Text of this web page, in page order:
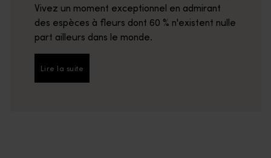
Vivez un moment exceptionnel en admirant
des espèces à fleurs dont 60 % n'existent nulle
part ailleurs dans le monde.
Lire la suite
Lire la suite